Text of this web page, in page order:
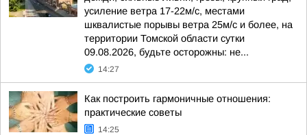
усиление ветра 17-22м/с, местами
шквалистые порывы ветра 25м/с и более, на
территории Томской области сутки
09.08.2026, будьте осторожны: не...
14:27
Как построить гармоничные отношения:
практические советы
14:25